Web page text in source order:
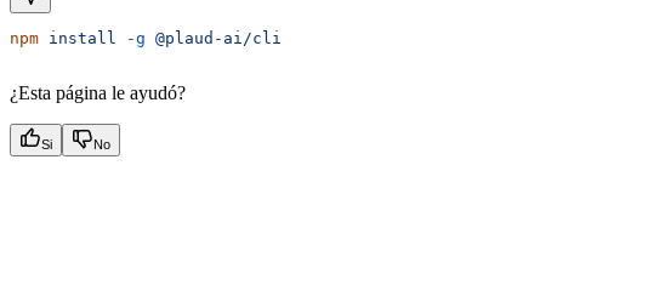
npm install -g @plaud-ai/cli
¿Esta página le ayudó?
Si No